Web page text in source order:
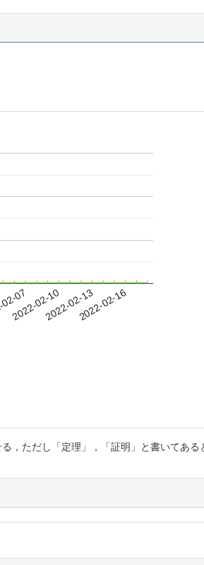
07
2022-02-102022-02-132022-02-16
，ただし「定理」，「証明」と書いてある